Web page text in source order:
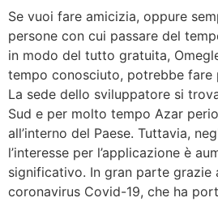
Se vuoi fare amicizia, oppure
persone con cui passare del
in modo del tutto gratuita,
tempo conosciuto, potrebbe fare
La sede dello sviluppatore si
Sud e per molto tempo Azar
all’interno del Paese. Tuttavia,
l’interesse per l’applicazione è
significativo. In gran parte grazie
coronavirus Covid-19, che ha